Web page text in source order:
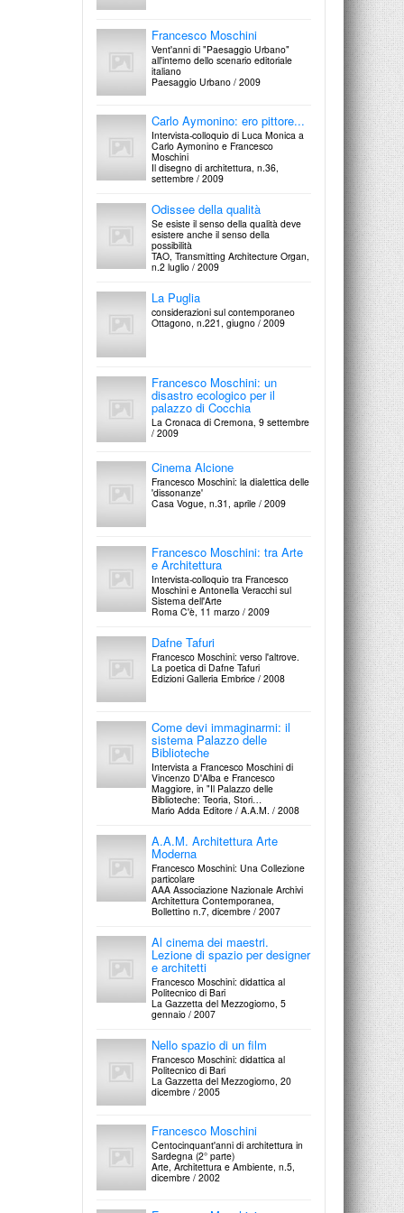
Francesco Moschini: un'idea di città
Domus, n.631, Settembre / 1982
Steven Izenour, Denise Scott
Brown
Francesco Moschini: L'ordine ironico
Domus, n.630, luglio-agosto / 1982
Francesco Moschini: la casa della vita
Domus, n.629, Giugno / 1982
Franz Prati
Francesco Moschini: pittoresco e
sublime
Domus, n.627, Aprile / 1982
Thermes
Francesco Moschini: storie di case.
Casa del farmacista a Gibellina
Domus, n.625, Febbraio / 1982
(G.R.A.U.)
Francesco Moschini: Santa Severina -
Architetture di frontiera
Domus, n.623, Dicembre / 1981
Francesco Moschini: mestiere come
professione
Domus, n.620, Settembre / 1981
Vittorio De Feo
dell'immagine
Domus, n.615, Marzo / 1981
costruzione
Domus, n.611, Novembre / 1980
Disegno Teoria Progetto
di Francesco Moschini
Domus, n.603, Febbraio / 1980
Francesco Moschini:
intervista ad Aldo Rossi
Poetica nella metropoli. Tra memoria
e funzioni
Rinascita / 19 Luglio 1986
Francesco Moschini:
l'impossibile storia
dell'architettura
Rinascita / 5 Luglio 1986
Aldo Rossi
Francesco Moschini: l'architetto ha un
cuore antico
Rinascita / 22 Febbraio 1986
Il progetto domestico alla XVII
Triennale
Francesco Moschini: l'avventura della
casa
Mario Botta
Francesco Moschini: il giovane
grande architetto
Rinascita / 7 Dicembre 1985
Fendi - Karl Lagerfeld
Francesco Moschini: dall'arte povera
all'arte ricca. Il difficile equilibrio tra
ricerca estetica ed esigenze della
moda
Francesco Moschini
Vent'anni di "Paesaggio Urbano"
all'interno dello scenario editoriale
italiano
Paesaggio Urbano / 2009
Carlo Aymonino: ero pittore...
Intervista-colloquio di Luca Monica a
Carlo Aymonino e Francesco
Moschini
Il disegno di architettura, n.36,
settembre / 2009
Odissee della qualità
Se esiste il senso della qualità deve
esistere anche il senso della
possibilità
TAO, Transmitting Architecture Organ,
n.2 luglio / 2009
La Puglia
considerazioni sul contemporaneo
Ottagono, n.221, giugno / 2009
Francesco Moschini: un
disastro ecologico per il
palazzo di Cocchia
La Cronaca di Cremona, 9 settembre
/ 2009
Cinema Alcione
Francesco Moschini: la dialettica delle
'dissonanze'
Casa Vogue, n.31, aprile / 2009
Francesco Moschini: tra Arte
e Architettura
Intervista-colloquio tra Francesco
Moschini e Antonella Veracchi sul
Sistema dell'Arte
Roma C'è, 11 marzo / 2009
Dafne Tafuri
Francesco Moschini: verso l'altrove.
La poetica di Dafne Tafuri
Edizioni Galleria Embrice / 2008
Come devi immaginarmi: il
sistema Palazzo delle
Biblioteche
Intervista a Francesco Moschini di
Vincenzo D'Alba e Francesco
Maggiore, in "Il Palazzo delle
Biblioteche: Teoria, Stori…
Mario Adda Editore / A.A.M. / 2008
A.A.M. Architettura Arte
Moderna
Francesco Moschini: Una Collezione
particolare
AAA Associazione Nazionale Archivi
Architettura Contemporanea,
Bollettino n.7, dicembre / 2007
Al cinema dei maestri.
Lezione di spazio per designer
e architetti
Francesco Moschini: didattica al
Politecnico di Bari
La Gazzetta del Mezzogiorno, 5
gennaio / 2007
Nello spazio di un film
Francesco Moschini: didattica al
Politecnico di Bari
La Gazzetta del Mezzogiorno, 20
dicembre / 2005
Francesco Moschini
Centocinquant'anni di architettura in
Sardegna (2° parte)
Arte, Architettura e Ambiente, n.5,
dicembre / 2002